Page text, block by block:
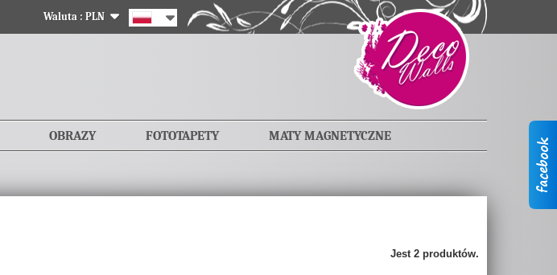
Waluta : PLN
OBRAZY FOTOTAPETY MATY MAGNETYCZNE
Jest 2 produktów.